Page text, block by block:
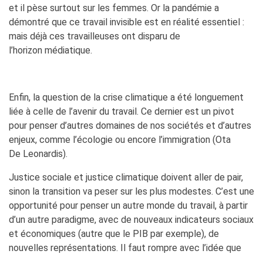
et il pèse surtout sur les femmes. Or la pandémie a
démontré que ce travail invisible est en réalité essentiel :
mais déjà ces travailleuses ont disparu de
l’horizon médiatique.
Enfin, la question de la crise climatique a été longuement
liée à celle de l’avenir du travail. Ce dernier est un pivot
pour penser d’autres domaines de nos sociétés et d’autres
enjeux, comme l’écologie ou encore l’immigration (Ota
De Leonardis).
Justice sociale et justice climatique doivent aller de pair,
sinon la transition va peser sur les plus modestes. C’est une
opportunité pour penser un autre monde du travail, à partir
d’un autre paradigme, avec de nouveaux indicateurs sociaux
et économiques (autre que le PIB par exemple), de
nouvelles représentations. Il faut rompre avec l’idée que